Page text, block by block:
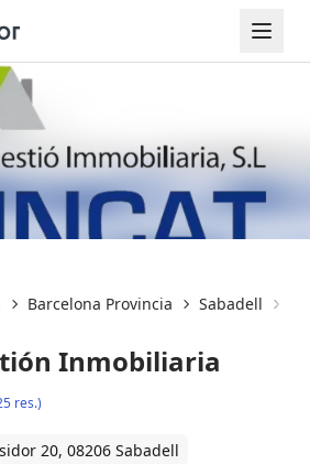
Barcelona Provincia Sabadell
Inmobiliaria
res.)
20, 08206 Sabadell